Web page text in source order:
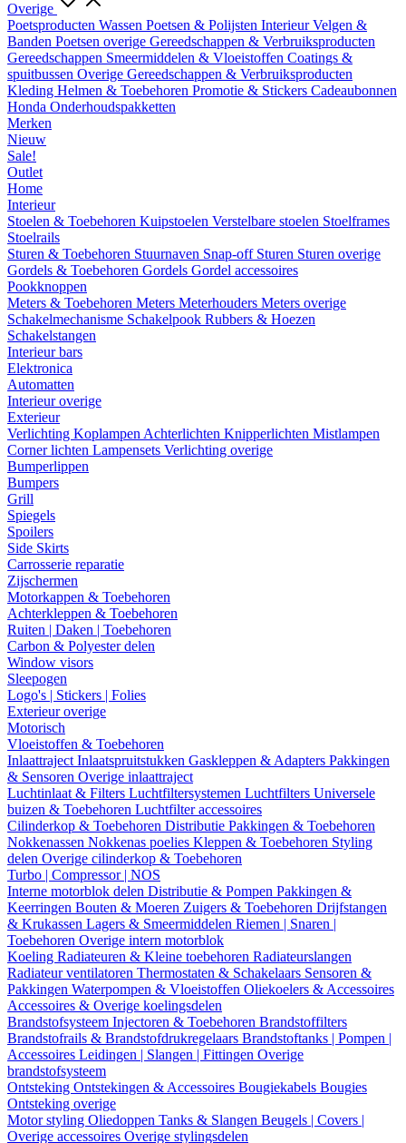
Overige
Poetsproducten Wassen Poetsen & Polijsten InterieurVelgen &
Banden Poetsen overige Gereedschappen & Verbruiksproducten
Gereedschappen Smeermiddelen & Vloeistoffen Coatings &
spuitbussen Overige Gereedschappen & Verbruiksproducten
Kleding Helmen & Toebehoren Promotie & Stickers Cadeaubonnen
Honda Onderhoudspakketten
Merken
Nieuw
Sale!
Outlet
Home
Interieur
Stoelen & Toebehoren Kuipstoelen Verstelbare stoelen Stoelframes
Stoelrails
Sturen & Toebehoren Stuurnaven Snap-off Sturen Sturen overige
Gordels & Toebehoren Gordels Gordel accessoires
Pookknoppen
Meters & Toebehoren Meters Meterhouders Meters overige
Schakelmechanisme Schakelpook Rubbers & Hoezen
Schakelstangen
Interieur bars
Elektronica
Automatten
Interieur overige
Exterieur
Verlichting Koplampen Achterlichten Knipperlichten Mistlampen
Corner lichten Lampensets Verlichting overige
Bumperlippen
Bumpers
Grill
Spiegels
Spoilers
Side Skirts
Carrosserie reparatie
Zijschermen
Motorkappen & Toebehoren
Achterkleppen & Toebehoren
Ruiten | Daken | Toebehoren
Carbon & Polyester delen
Window visors
Sleepogen
Logo's | Stickers | Folies
Exterieur overige
Motorisch
Vloeistoffen & Toebehoren
Inlaattraject Inlaatspruitstukken Gaskleppen & Adapters Pakkingen
& Sensoren Overige inlaattraject
Luchtinlaat & Filters Luchtfiltersystemen Luchtfilters Universele
buizen & Toebehoren Luchtfilter accessoires
Cilinderkop & Toebehoren Distributie Pakkingen & Toebehoren
Nokkenassen Nokkenas poelies Kleppen & Toebehoren Styling
delen Overige cilinderkop & Toebehoren
Turbo | Compressor | NOS
Interne motorblok delen Distributie & Pompen Pakkingen &
Keerringen Bouten & Moeren Zuigers & Toebehoren Drijfstangen
& Krukassen Lagers & Smeermiddelen Riemen | Snaren |
Toebehoren Overige intern motorblok
Koeling Radiateuren & Kleine toebehoren Radiateurslangen
Radiateur ventilatoren Thermostaten & Schakelaars Sensoren &
Pakkingen Waterpompen & Vloeistoffen Oliekoelers & Accessoires
Accessoires & Overige koelingsdelen
Brandstofsysteem Injectoren & Toebehoren Brandstoffilters
Brandstofrails & Brandstofdrukregelaars Brandstoftanks | Pompen |
Accessoires Leidingen | Slangen | Fittingen Overige
brandstofsysteem
Ontsteking Ontstekingen & Accessoires Bougiekabels Bougies
Ontsteking overige
Motor styling Oliedoppen Tanks & Slangen Beugels | Covers |
Overige accessoires Overige stylingsdelen